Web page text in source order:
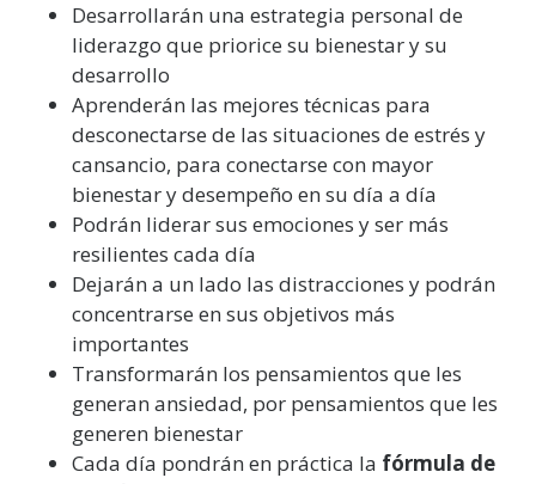
Desarrollarán una estrategia personal de
liderazgo que priorice su bienestar y su
desarrollo
Aprenderán las mejores técnicas para
desconectarse de las situaciones de estrés y
cansancio, para conectarse con mayor
bienestar y desempeño en su día a día
Podrán liderar sus emociones y ser más
resilientes cada día
Dejarán a un lado las distracciones y podrán
concentrarse en sus objetivos más
importantes
Transformarán los pensamientos que les
generan ansiedad, por pensamientos que les
generen bienestar
Cada día pondrán en práctica la fórmula de